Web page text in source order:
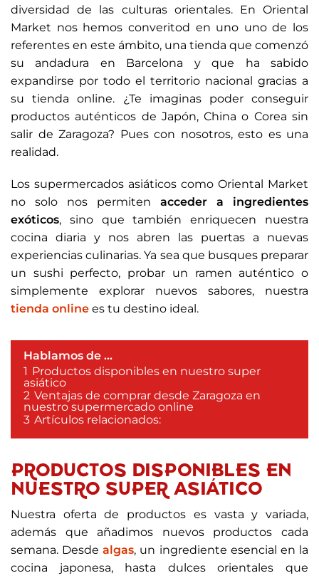
diversidad de las culturas orientales. En Oriental
Market nos hemos converitod en uno uno de los
referentes en este ámbito, una tienda que comenzó
su andadura en Barcelona y que ha sabido
expandirse por todo el territorio nacional gracias a
su tienda online. ¿Te imaginas poder conseguir
productos auténticos de Japón, China o Corea sin
salir de Zaragoza? Pues con nosotros, esto es una
realidad.
Los supermercados asiáticos como Oriental Market
no solo nos permiten acceder a ingredientes
exóticos, sino que también enriquecen nuestra
cocina diaria y nos abren las puertas a nuevas
experiencias culinarias. Ya sea que busques preparar
un sushi perfecto, probar un ramen auténtico o
simplemente explorar nuevos sabores, nuestra
tienda online es tu destino ideal.
Hablamos de ...
1 Productos disponibles en nuestro super
asiático
2 Ventajas de comprar desde Zaragoza en
nuestro supermercado online
3 Artículos relacionados:
PRODUCTOS DISPONIBLES EN
NUESTRO SUPER ASIÁTICO
Nuestra oferta de productos es vasta y variada,
además que añadimos nuevos productos cada
semana. Desdealgas, un ingrediente esencial en la
cocina japonesa, hasta dulces orientales que